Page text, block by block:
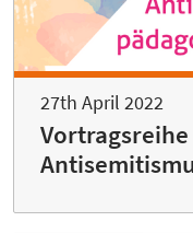
27th April 2022
Vortragsreihe